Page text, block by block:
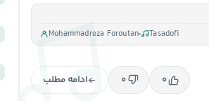
Mohammadreza Foroutan Tasadofi
۰ ۰ ادامه مطلب